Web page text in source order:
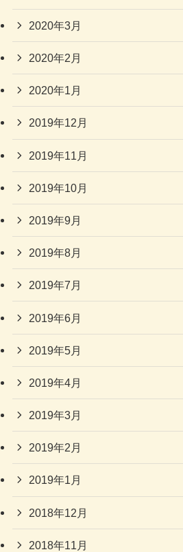
2020年3月
2020年2月
2020年1月
2019年12月
2019年11月
2019年10月
2019年9月
2019年8月
2019年7月
2019年6月
2019年5月
2019年4月
2019年3月
2019年2月
2019年1月
2018年12月
2018年11月